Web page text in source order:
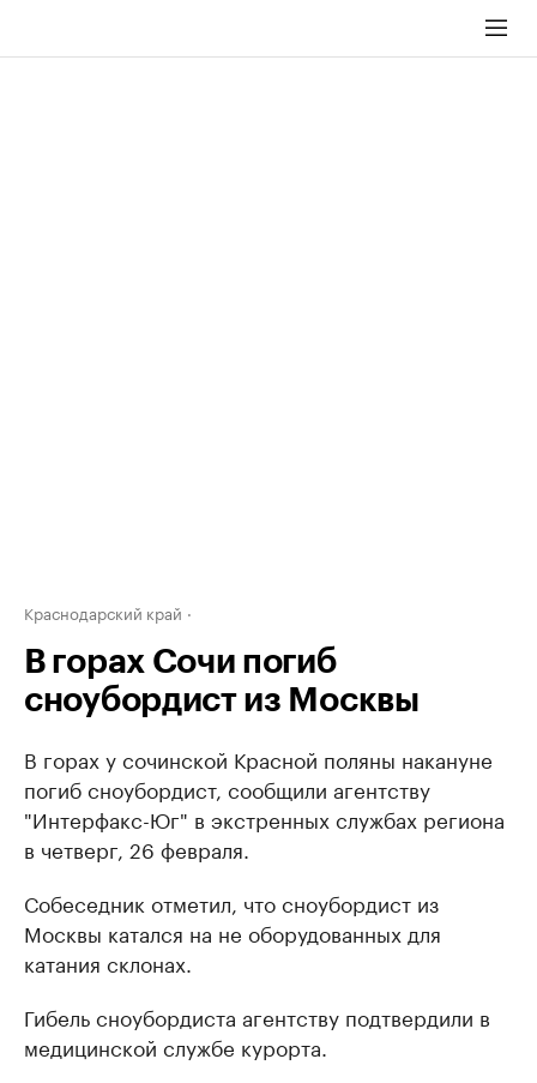
Краснодарский край
В горах Сочи погиб
сноубордист из Москвы
В горах у сочинской Красной поляны накануне
погиб сноубордист, сообщили агентству
"Интерфакс-Юг" в экстренных службах региона
в четверг, 26 февраля.
Собеседник отметил, что сноубордист из
Москвы катался на не оборудованных для
катания склонах.
Гибель сноубордиста агентству подтвердили в
медицинской службе курорта.